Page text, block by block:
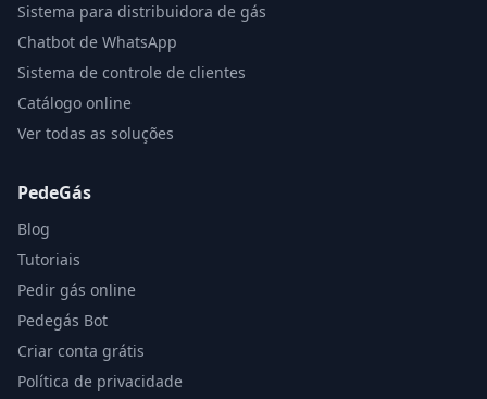
Sistema para distribuidora de gás
Chatbot de WhatsApp
Sistema de controle de clientes
Catálogo online
Ver todas as soluções
PedeGás
Blog
Tutoriais
Pedir gás online
Pedegás Bot
Criar conta grátis
Política de privacidade